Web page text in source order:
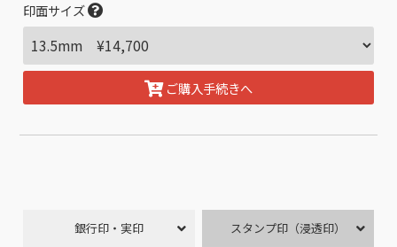
印面サイズ
ご購入手続きへ
銀行印・実印 スタンプ印（浸透印）